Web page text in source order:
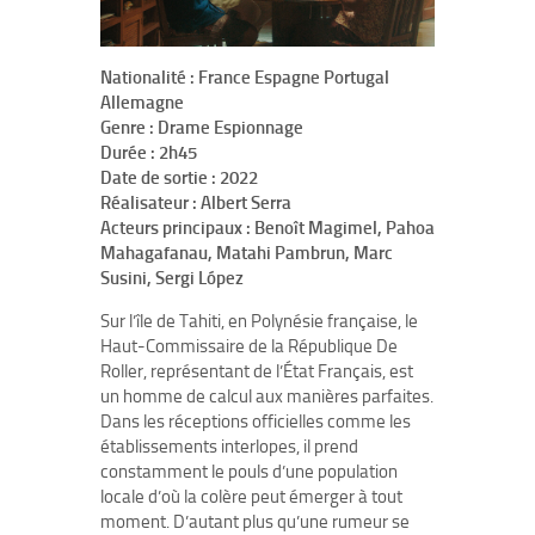
Nationalité : France Espagne Portugal
Allemagne
Genre : Drame Espionnage
Durée : 2h45
Date de sortie : 2022
Réalisateur : Albert Serra
Acteurs principaux : Benoît Magimel, Pahoa
Mahagafanau, Matahi Pambrun, Marc
Susini, Sergi López
Sur l’île de Tahiti, en Polynésie française, le
Haut-Commissaire de la République De
Roller, représentant de l’État Français, est
un homme de calcul aux manières parfaites.
Dans les réceptions officielles comme les
établissements interlopes, il prend
constamment le pouls d’une population
locale d’où la colère peut émerger à tout
moment. D’autant plus qu’une rumeur se